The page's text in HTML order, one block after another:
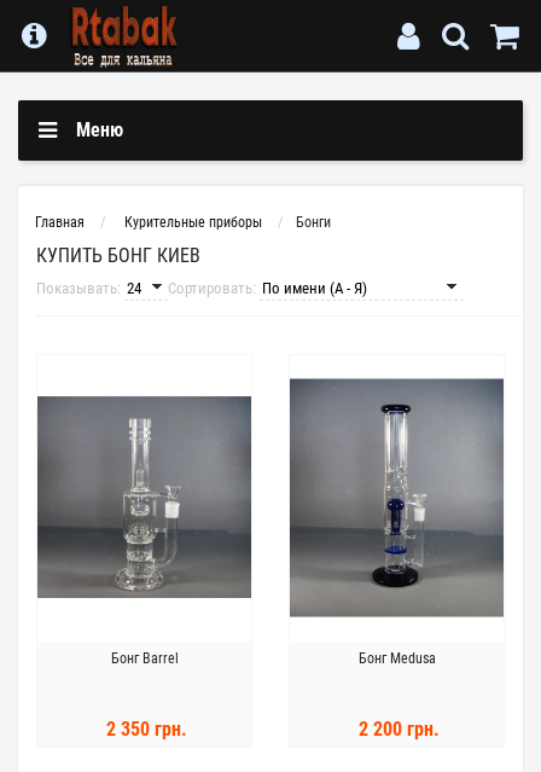
Меню
Главная Курительные приборы Бонги
КУПИТЬ БОНГ КИЕВ
Показывать: Сортировать:
Бонг Barrel
2 350 грн.
Бонг Medusa
2 200 грн.